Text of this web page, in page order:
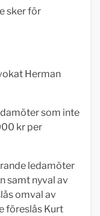
sker för
Herman
som inte
kr per
ledamöter
samt nyval av
omval av
föreslås Kurt